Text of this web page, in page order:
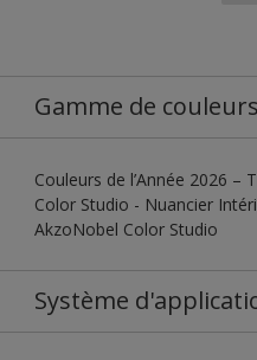
Gamme de couleurs
Couleurs de l’Année 2026
Color Studio - Nuancier
AkzoNobel Color Studio
Système